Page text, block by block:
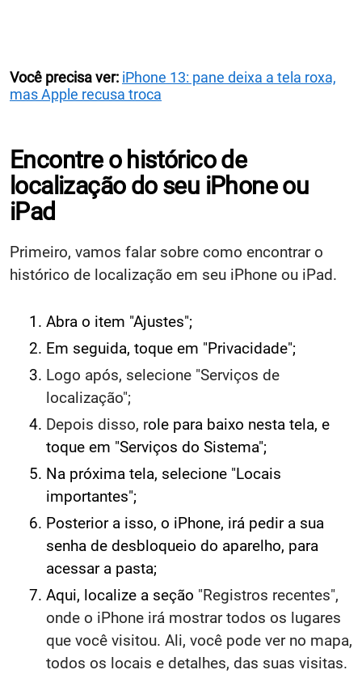
Você precisa ver: iPhone 13: pane deixa a tela roxa,
mas Apple recusa troca
Encontre o histórico de
localização do seu iPhone ou
iPad
Primeiro, vamos falar sobre como encontrar o
histórico de localização em seu iPhone ou iPad.
Abra o item "Ajustes";
Em seguida, toque em "Privacidade";
Logo após, selecione "Serviços de
localização";
Depois disso, role para baixo nesta tela, e
toque em "Serviços do Sistema";
Na próxima tela, selecione "Locais
importantes";
Posterior a isso, o iPhone, irá pedir a sua
senha de desbloqueio do aparelho, para
acessar a pasta;
Aqui, localize a seção "Registros recentes",
onde o iPhone irá mostrar todos os lugares
que você visitou. Ali, você pode ver no mapa,
todos os locais e detalhes, das suas visitas.